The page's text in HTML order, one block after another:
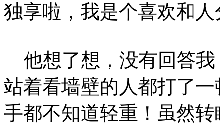
独享啦，我是个喜欢和
他想了想，没有回答我
站着看墙壁的人都打了
手都不知道轻重！虽然